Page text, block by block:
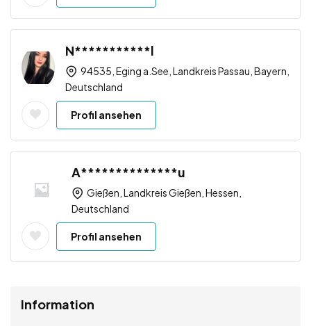
N***********l
94535, Eging a.See, Landkreis Passau, Bayern,
Deutschland
Profil ansehen
A**************u
Gießen, Landkreis Gießen, Hessen,
Deutschland
Profil ansehen
Information